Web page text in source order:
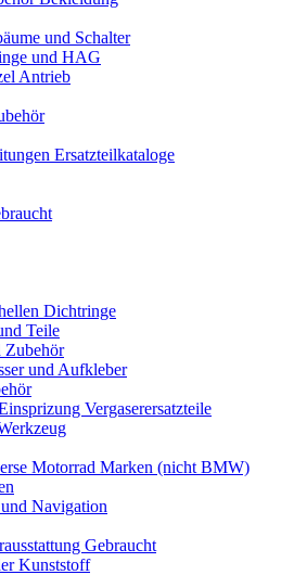
und Schalter
und HAG
Antrieb
Ersatzteilkataloge
Dichtringe
Teile
Zubehör
und Aufkleber
Vergaserersatzteile
Motorrad Marken (nicht BMW)
Navigation
Gebraucht
Kunststoff